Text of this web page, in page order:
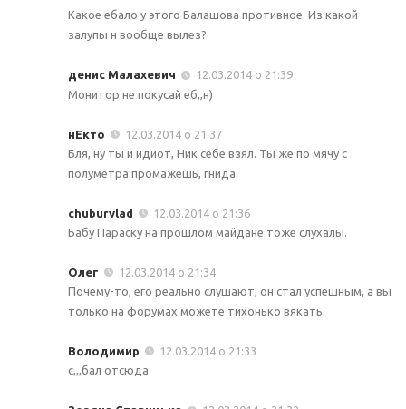
Какое ебало у этого Балашова противное. Из какой
залупы н вообще вылез?
денис Малахевич
12.03.2014 о 21:39
Монитор не покусай еб,,н)
нЕкто
12.03.2014 о 21:37
Бля, ну ты и идиот, Ник себе взял. Ты же по мячу с
полуметра промажешь, гнида.
chuburvlad
12.03.2014 о 21:36
Бабу Параску на прошлом майдане тоже слухалы.
Олег
12.03.2014 о 21:34
Почему-то, его реально слушают, он стал успешным, а вы
только на форумах можете тихонько вякать.
Володимир
12.03.2014 о 21:33
с,,,бал отсюда